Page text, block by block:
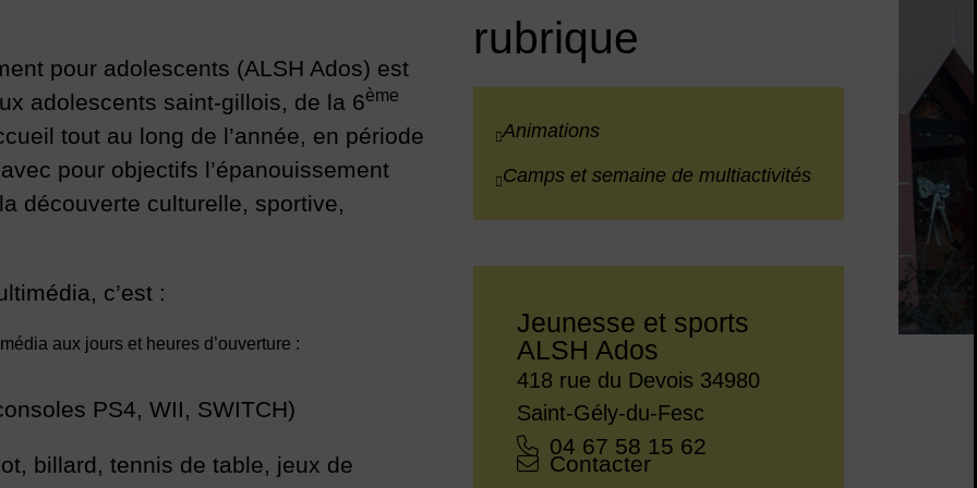
pour adolescents (ALSH Ados) est
adolescents saint-gillois, de la 6ème
tout au long de l’année, en période
pour objectifs l’épanouissement
découverte culturelle, sportive,
c’est :
aux jours et heures d’ouverture :
PS4, WII, SWITCH)
billard, tennis de table, jeux de
rubrique
Animations
Camps et semaine de multiactivités
Jeunesse et sports
ALSH Ados
Adresse :
418 rue du Devois 34980
Saint-Gély-du-Fesc
Tél. :04 67 58 15 62
Courriel :
Contacter